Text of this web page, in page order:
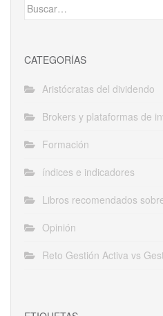
Buscar:
CATEGORÍAS
Aristócratas del dividendo
Brokers y plataformas de
Formación
índices e indicadores
Libros recomendados
Opinión
Reto Gestión Activa vs